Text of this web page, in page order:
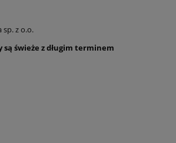
sp. z o.o.
świeże z długim terminem